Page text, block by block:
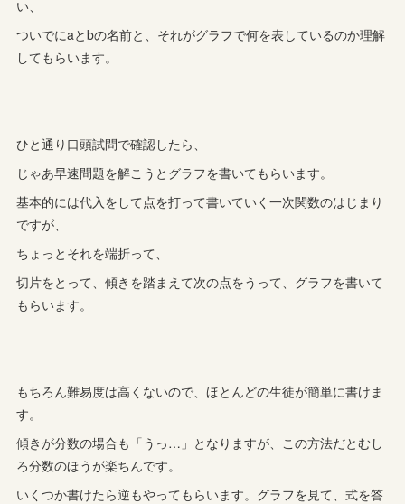
い、
ついでにaとbの名前と、それがグラフで何を表しているのか理解
してもらいます。
ひと通り口頭試問で確認したら、
じゃあ早速問題を解こうとグラフを書いてもらいます。
基本的には代入をして点を打って書いていく一次関数のはじまり
ですが、
ちょっとそれを端折って、
切片をとって、傾きを踏まえて次の点をうって、グラフを書いて
もらいます。
もちろん難易度は高くないので、ほとんどの生徒が簡単に書けま
す。
傾きが分数の場合も「うっ…」となりますが、この方法だとむし
ろ分数のほうが楽ちんです。
いくつか書けたら逆もやってもらいます。グラフを見て、式を答